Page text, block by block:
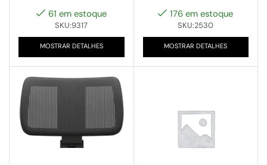
61 em estoque
SKU:9317
MOSTRAR DETALHES
176 em estoque
SKU:2530
MOSTRAR DETALHES